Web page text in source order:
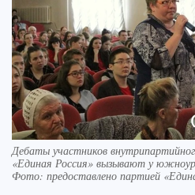
Дебаты участников
«Единая Россия» вызывают у
Фото: предоставлено партией